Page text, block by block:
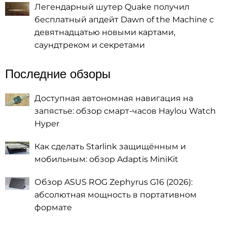
Легендарный шутер Quake получил
бесплатный апдейт Dawn of the Machine с
девятнадцатью новыми картами,
саундтреком и секретами
Последние обзоры
Доступная автономная навигация на
запястье: обзор смарт-часов Haylou Watch
Hyper
Как сделать Starlink защищённым и
мобильным: обзор Adaptis MiniKit
Обзор ASUS ROG Zephyrus G16 (2026):
абсолютная мощность в портативном
формате